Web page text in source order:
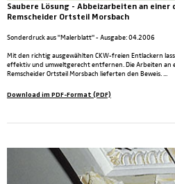
Saubere Lösung - Abbeizarbeiten an
Remscheider Ortsteil Morsbach
Sonderdruck aus "Malerblatt" - Ausgabe: 04.2006
Mit den richtig ausgewählten CKW-freien Entlackern
effektiv und umweltgerecht entfernen. Die Arbeiten an
Remscheider Ortsteil Morsbach lieferten den Beweis. ...
Download im PDF-Format (PDF)